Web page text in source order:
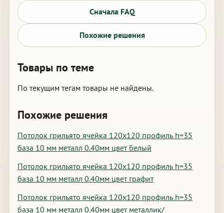
Сначала FAQ
Похожие решения
Товары по теме
По текущим тегам товары не найдены.
Похожие решения
Потолок грильято ячейка 120х120 профиль h=35
база 10 мм металл 0.40мм цвет белый
Потолок грильято ячейка 120х120 профиль h=35
база 10 мм металл 0.40мм цвет графит
Потолок грильято ячейка 120х120 профиль h=35
база 10 мм металл 0.40мм цвет металлик/